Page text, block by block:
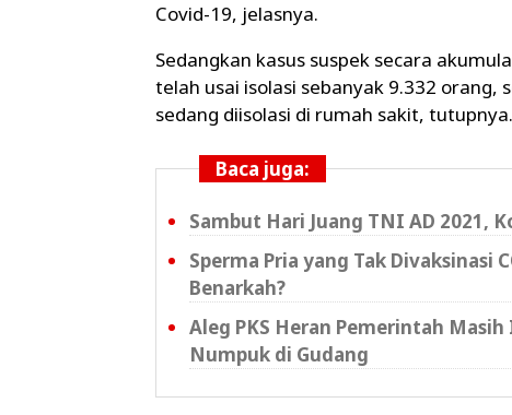
Covid-19, jelasnya.
Sedangkan kasus suspek secara
telah usai isolasi sebanyak 9.332 orang,
sedang diisolasi di rumah sakit,
Baca juga:
Sambut Hari Juang TNI AD 2021,
Sperma Pria yang Tak Divaksinasi
Benarkah?
Aleg PKS Heran Pemerintah
Numpuk di Gudang